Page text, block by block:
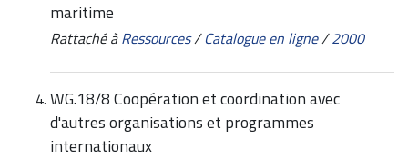
maritime
Rattaché à Ressources/Catalogue en ligne/2000
WG.18/8 Coopération et coordination avec
d'autres organisations et programmes
internationaux